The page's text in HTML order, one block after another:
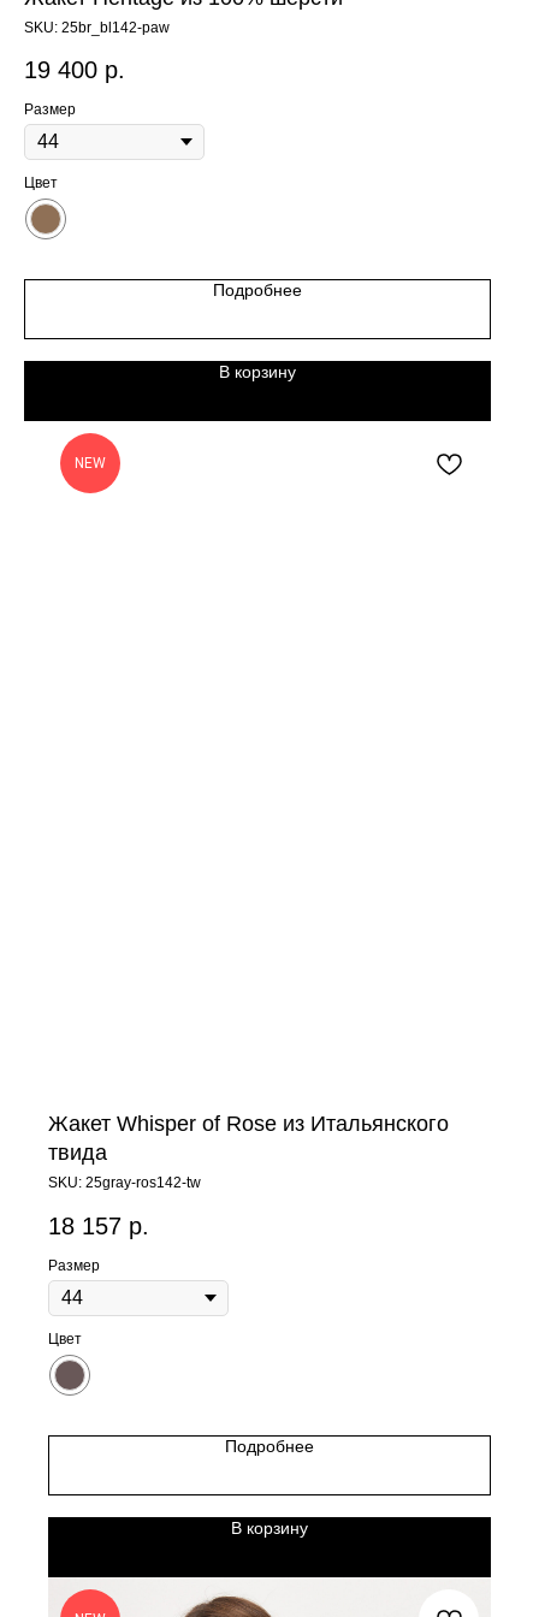
SKU: 25br_bl142-paw
19 400 р.
Размер
Цвет
Подробнее
В корзину
NEW
Жакет Whisper of Rose из Итальянского
твида
SKU: 25gray-ros142-tw
18 157 р.
Размер
Цвет
Подробнее
В корзину